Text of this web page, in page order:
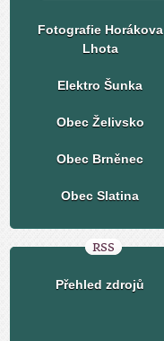
Fotografie Horákova
Lhota
Elektro Šunka
Obec Želivsko
Obec Brněnec
Obec Slatina
RSS
Přehled zdrojů